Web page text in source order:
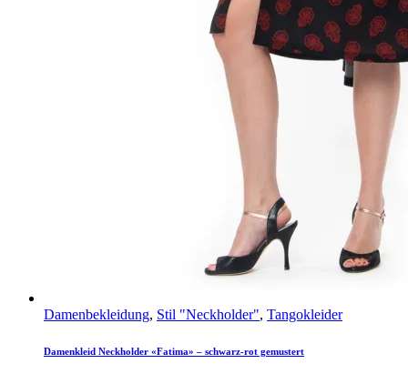
Damenbekleidung, Stil "Neckholder", Tangokleider
Damenkleid Neckholder «Fatima» – schwarz-rot gemustert